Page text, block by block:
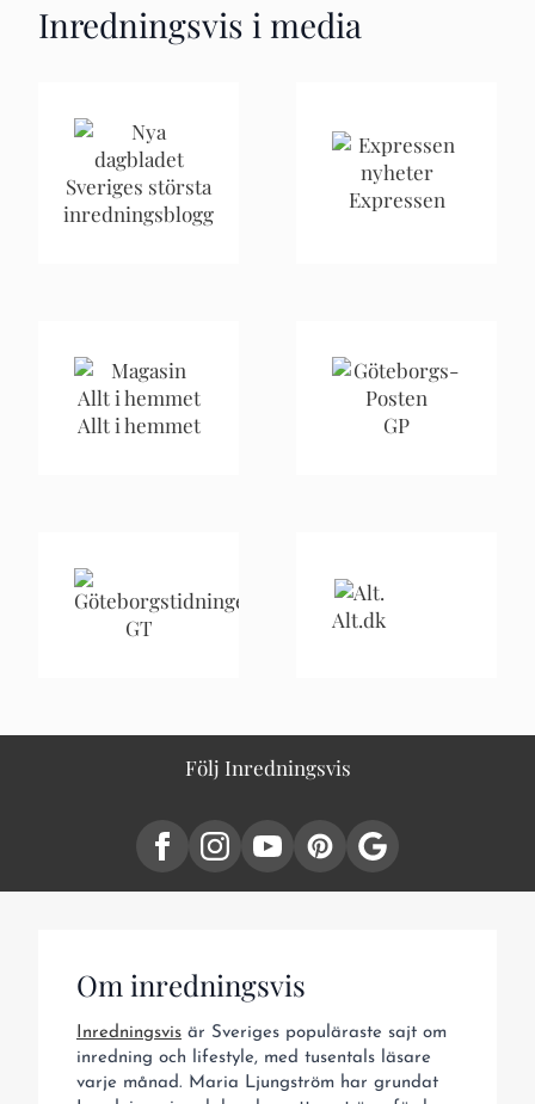
Inredningsvis i media
Sveriges största
inredningsblogg
Expressen
Allt i hemmet GP
GT Alt.dk
Följ Inredningsvis
Om inredningsvis
Inredningsvis är Sveriges populäraste sajt om
inredning och lifestyle, med tusentals läsare
varje månad. Maria Ljungström har grundat